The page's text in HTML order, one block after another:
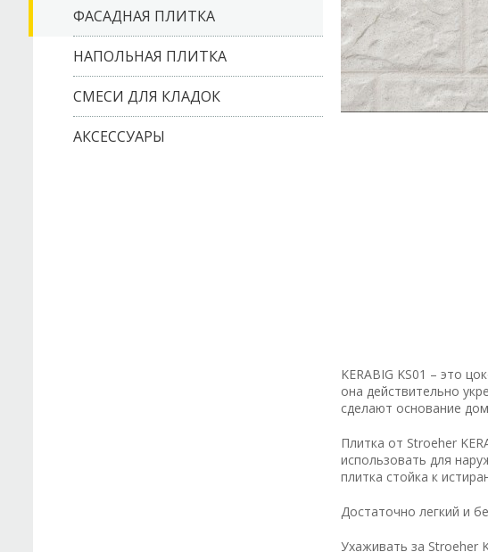
ФАСАДНАЯ ПЛИТКА
НАПОЛЬНАЯ ПЛИТКА
СМЕСИ ДЛЯ КЛАДОК
АКСЕССУАРЫ
KERABIG KS01 – это
она действительно
сделают основание
Плитка от Stroeher
использовать для
плитка стойка к
Достаточно легкий и
Ухаживать за Stroeher